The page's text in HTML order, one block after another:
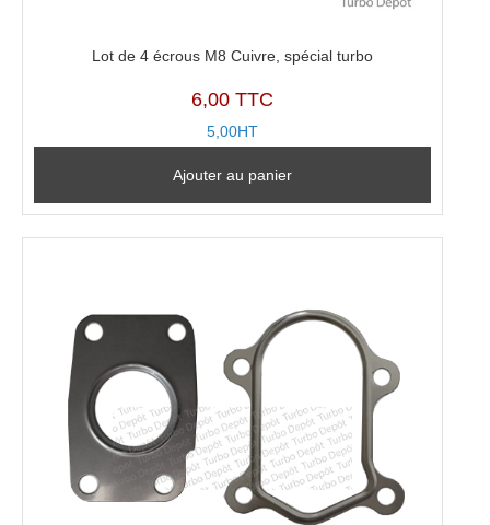
Lot de 4 écrous M8 Cuivre, spécial turbo
6,00 TTC
5,00HT
Ajouter au panier